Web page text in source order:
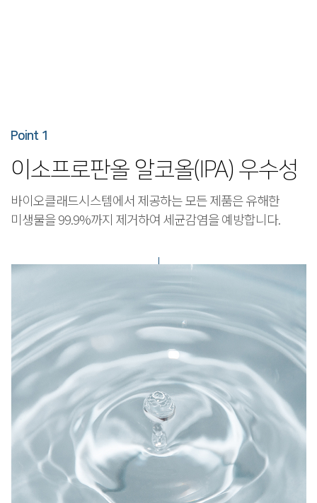
Point 1
이소프로판올 알코올(IPA) 우수성
바이오클래드시스템에서 제공하는 모든 제품은 유해한
미생물을 99.9%까지 제거하여 세균감염을 예방합니다.